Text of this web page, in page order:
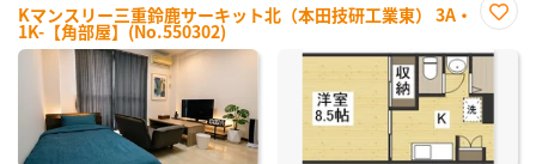
Kマンスリー三重鈴鹿サーキット北（本田技研工業東） 3A・
1K-【角部屋】(No.550302)
に入
録